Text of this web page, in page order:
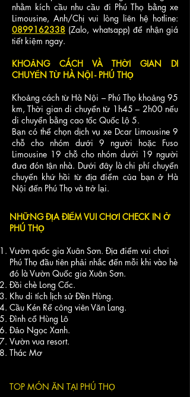
nhằm kích cầu nhu cầu đi Phú Thọ bằng xe
Limousine, Anh/Chị vui lòng liên hệ hotline:
0899162338 (Zalo, whatsapp) để nhận giá
tiết kiệm ngay.
KHOẢNG CÁCH VÀ THỜI GIAN DI
CHUYỂN TỪ HÀ NỘI - PHÚ THỌ
Khoảng cách từ Hà Nội – Phú Thọ khoảng 95
km, Thời gian di chuyển từ 1h45 – 2h00 nếu
di chuyển bằng cao tốc Quốc Lộ 5.
Bạn có thể chọn dịch vụ xe Dcar Limousine 9
chỗ cho nhóm dưới 9 người hoặc Fuso
Limousine 19 chỗ cho nhóm dưới 19 người
đưa đón tận nhà. Dưới đây là chi phí chuyển
chuyến khứ hồi từ địa điểm của bạn ở Hà
Nội đến Phú Thọ và trở lại.
NHỮNG ĐỊA ĐIỂM VUI CHƠI CHECK IN Ở
PHÚ THỌ
Vườn quốc gia Xuân Sơn. Địa điểm vui chơi
Phú Thọ đầu tiên phải nhắc đến mỗi khi vào hè
đó là Vườn Quốc gia Xuân Sơn.
Đồi chè Long Cốc.
Khu di tích lịch sử Đền Hùng.
Cầu Kén Rể công viên Văn Lang.
Đình cổ Hùng Lô
Đảo Ngọc Xanh.
Vườn vua resort.
Thác Mơ
TOP MÓN ĂN TẠI PHÚ THỌ